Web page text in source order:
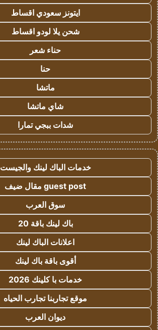
ايتونز سعودي اقساط
شحن يلا لودو اقساط
حناء شعر
حنا
ماتشا
شاي ماتشا
شدات ببجي تمارا
خدمات الباك لينك والجيست
guest post مقال ضيف
سوق العرب
باك لينك باقة 20
اعلانات الباك لينك
أقوى باقة باك لينك
خدمات با كلينك 2026
موقع تجاربنا تجارب الحياه
ديوان العرب